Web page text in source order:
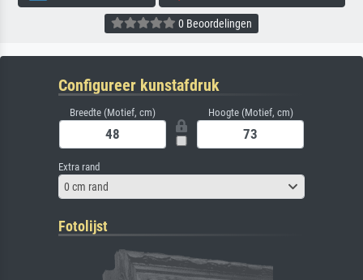
0 Beoordelingen
Configureer kunstafdruk
Breedte (Motief, cm) Hoogte (Motief, cm)
Extra rand
0 cm rand
Fotolijst